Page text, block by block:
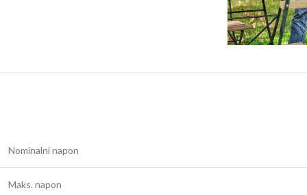
Nominalni napon
Maks. napon